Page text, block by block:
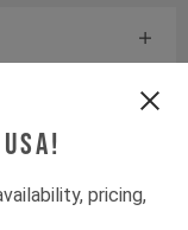
pricing,
RE